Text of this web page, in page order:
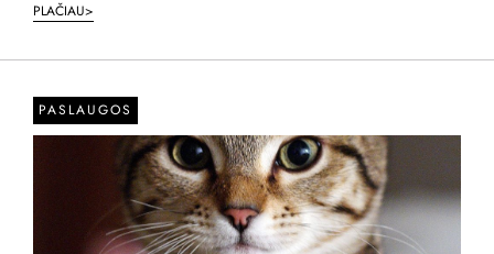
PLAČIAU>
PASLAUGOS